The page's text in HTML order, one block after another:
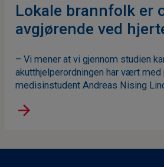
Lokale brannfolk er
avgjørende ved
– Vi mener at vi gjennom studien
akutthjelperordningen har vært med
medisinstudent Andreas Nising